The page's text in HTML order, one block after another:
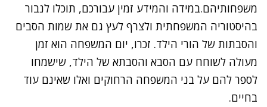
משפחותיהם.במידה והמידע זמין עבורכם, תוכלו לנבור
בהיסטוריה המשפחתית ולצרף לעץ גם את שמות הסבים
והסבתות של הורי הילד. זכרו, יום המשפחה הוא זמן
מעולה לשוחח עם הסבא והסבתא של הילד, שישמחו
לספר להם על בני המשפחה הרחוקים ואלו שאינם עוד
בחיים.